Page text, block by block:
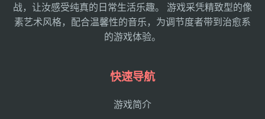
战，让汝感受纯真的日常生活乐趣。 游戏采凭精致型的像
素艺术风格，配合温馨性的音乐，为调节度者带到治愈系
的游戏体验。
快速导航
游戏简介